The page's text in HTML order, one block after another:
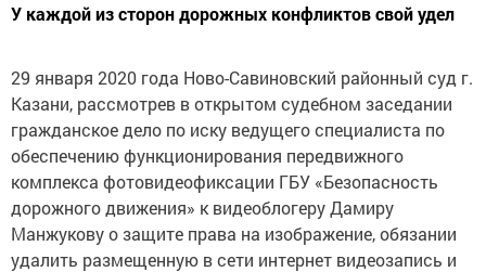
У каждой из сторон дорожных конфликтов свой удел
29 января 2020 года Ново-Савиновский районный суд г.
Казани, рассмотрев в открытом судебном заседании
гражданское дело по иску ведущего специалиста по
обеспечению функционирования передвижного
комплекса фотовидеофиксации ГБУ «Безопасность
дорожного движения» к видеоблогеру Дамиру
Манжукову о защите права на изображение, обязании
удалить размещенную в сети интернет видеозапись и